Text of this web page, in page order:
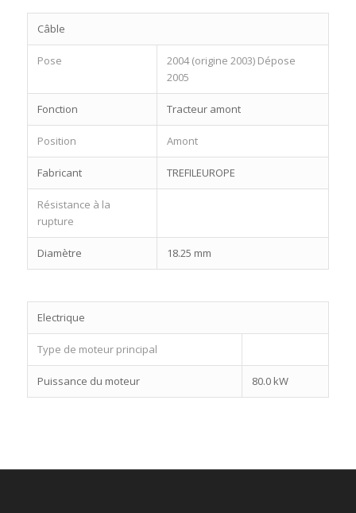
Câble
Pose
2004 (origine 2003) Dépose
2005
Fonction Tracteur amont
Position Amont
Fabricant TREFILEUROPE
Résistance à la
rupture
Diamètre 18.25 mm
Electrique
Type de moteur principal
Puissance du moteur 80.0 kW